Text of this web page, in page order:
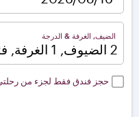
الضيف, الغرفة & الدرجة
2 الضيوف, 1 الغرفة, فئة اقتصادية
حجز فندق فقط لجزء من